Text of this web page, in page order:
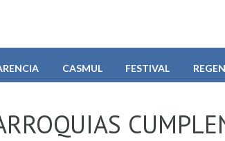
CASMUL FESTIVAL